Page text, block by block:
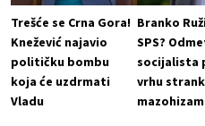
Trešće se Crna Gora!
Knežević najavio
političku bombu
koja će uzdrmati
Vladu
Branko
SPS?
socijalista
vrhu
mazohizam